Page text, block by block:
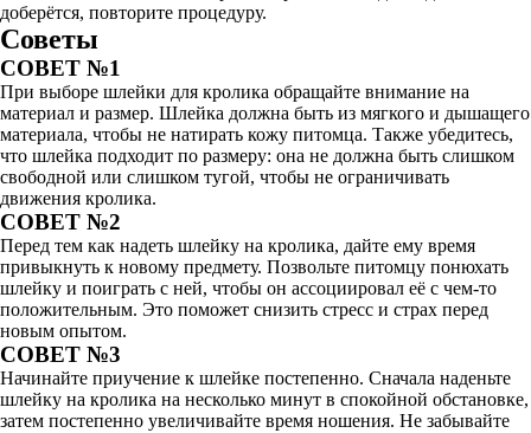
доберётся, повторите процедуру.
Советы
СОВЕТ №1
При выборе шлейки для кролика обращайте внимание на
материал и размер. Шлейка должна быть из мягкого и дышащего
материала, чтобы не натирать кожу питомца. Также убедитесь,
что шлейка подходит по размеру: она не должна быть слишком
свободной или слишком тугой, чтобы не ограничивать
движения кролика.
СОВЕТ №2
Перед тем как надеть шлейку на кролика, дайте ему время
привыкнуть к новому предмету. Позвольте питомцу понюхать
шлейку и поиграть с ней, чтобы он ассоциировал её с чем-то
положительным. Это поможет снизить стресс и страх перед
новым опытом.
СОВЕТ №3
Начинайте приучение к шлейке постепенно. Сначала наденьте
шлейку на кролика на несколько минут в спокойной обстановке,
затем постепенно увеличивайте время ношения. Не забывайте